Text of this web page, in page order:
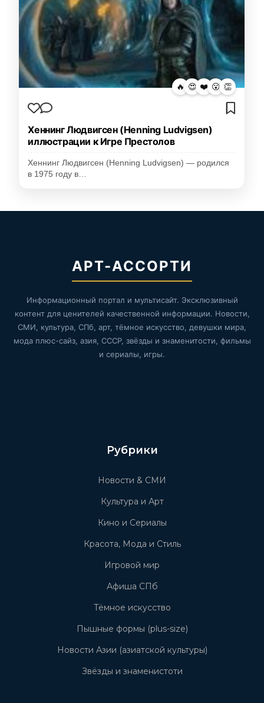
🔥 😍 ❤️ 😮 👏
Хеннинг Людвигсен (Henning Ludvigsen)
иллюстрации к Игре Престолов
Хеннинг Людвигсен (Henning Ludvigsen) — родился
в 1975 году в…
АРТ-АССОРТИ
Информационный портал и мультисайт. Эксклюзивный
контент для ценителей качественной информации. Новости,
СМИ, культура, СПб, арт, тёмное искусство, девушки мира,
мода плюс-сайз, азия, СССР, звёзды и знаменитости, фильмы
и сериалы, игры.
Рубрики
Новости & СМИ
Культура и Арт
Кино и Сериалы
Красота, Мода и Стиль
Игровой мир
Афиша СПб
Тёмное искусство
Пышные формы (plus-size)
Новости Азии (азиатской культуры)
Звёзды и знаменистоти